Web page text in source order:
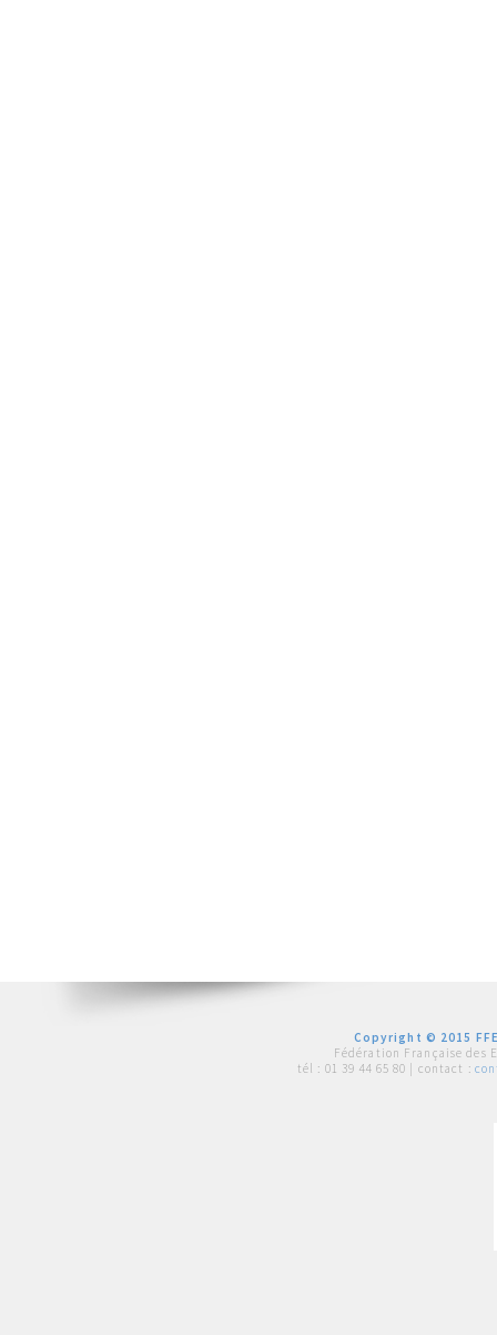
Copyright © 2015
Fédération Française des
tél : 01 39 44 65 80 | contact :